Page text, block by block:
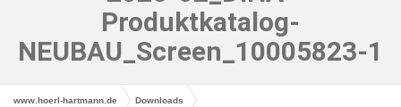
Produktkatalog-
NEUBAU_Screen_10005823-1
www.hoerl-hartmann.de Downloads